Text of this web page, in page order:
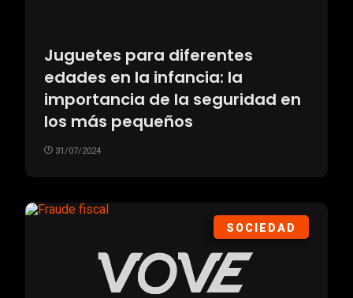
Juguetes para diferentes
edades en la infancia: la
importancia de la seguridad en
los más pequeños
31/07/2024
SOCIEDAD